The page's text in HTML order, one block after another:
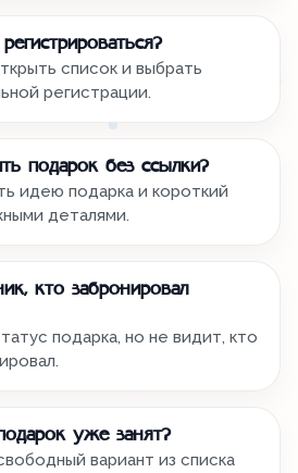
список и выбрать
регистрации.
подарок без ссылки?
идею подарка и короткий
деталями.
кто забронировал
подарка, но не видит, кто
уже занят?
вариант из списка